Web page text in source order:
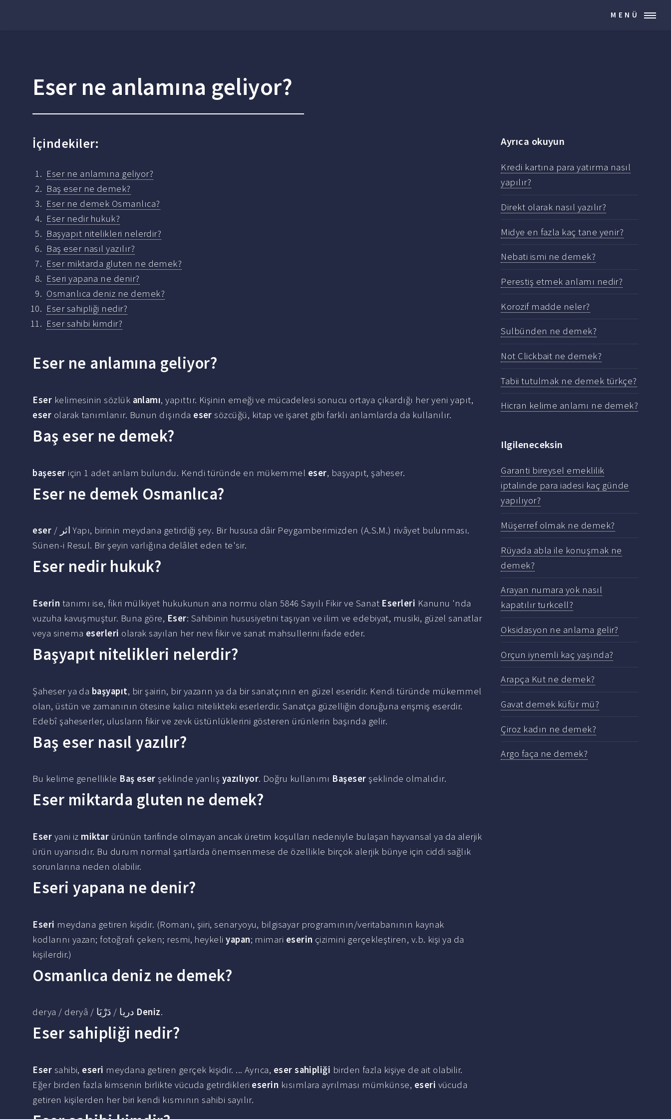
MENÜ
Eser ne anlamına geliyor?
İçindekiler:
Eser ne anlamına geliyor?
Baş eser ne demek?
Eser ne demek Osmanlıca?
Eser nedir hukuk?
Başyapıt nitelikleri nelerdir?
Baş eser nasıl yazılır?
Eser miktarda gluten ne demek?
Eseri yapana ne denir?
Osmanlıca deniz ne demek?
Eser sahipliği nedir?
Eser sahibi kimdir?
Eser ne anlamına geliyor?
Eser kelimesinin sözlük anlamı, yapıttır. Kişinin emeği ve mücadelesi sonucu ortaya çıkardığı her yeni yapıt,
eser olarak tanımlanır. Bunun dışında eser sözcüğü, kitap ve işaret gibi farklı anlamlarda da kullanılır.
Baş eser ne demek?
başeser için 1 adet anlam bulundu. Kendi türünde en mükemmel eser, başyapıt, şaheser.
Eser ne demek Osmanlıca?
eser / اثر Yapı, birinin meydana getirdiği şey. Bir hususa dâir Peygamberimizden (A.S.M.) rivâyet bulunması.
Sünen-i Resul. Bir şeyin varlığına delâlet eden te'sir.
Eser nedir hukuk?
Eserin tanımı ise, fikri mülkiyet hukukunun ana normu olan 5846 Sayılı Fikir ve Sanat Eserleri Kanunu 'nda
vuzuha kavuşmuştur. Buna göre, Eser: Sahibinin hususiyetini taşıyan ve ilim ve edebiyat, musiki, güzel sanatlar
veya sinema eserleri olarak sayılan her nevi fikir ve sanat mahsullerini ifade eder.
Başyapıt nitelikleri nelerdir?
Şaheser ya da başyapıt, bir şairin, bir yazarın ya da bir sanatçının en güzel eseridir. Kendi türünde mükemmel
olan, üstün ve zamanının ötesine kalıcı nitelikteki eserlerdir. Sanatça güzelliğin doruğuna erişmiş eserdir.
Edebî şaheserler, ulusların fikir ve zevk üstünlüklerini gösteren ürünlerin başında gelir.
Baş eser nasıl yazılır?
Bu kelime genellikle Baş eser şeklinde yanlış yazılıyor. Doğru kullanımı Başeser şeklinde olmalıdır.
Eser miktarda gluten ne demek?
Eser yani iz miktar ürünün tarifinde olmayan ancak üretim koşulları nedeniyle bulaşan hayvansal ya da alerjik
ürün uyarısıdır. Bu durum normal şartlarda önemsenmese de özellikle birçok alerjik bünye için ciddi sağlık
sorunlarına neden olabilir.
Eseri yapana ne denir?
Eseri meydana getiren kişidir. (Romanı, şiiri, senaryoyu, bilgisayar programının/veritabanının kaynak
kodlarını yazan; fotoğrafı çeken; resmi, heykeliyapan; mimari eserin çizimini gerçekleştiren, v.b. kişi ya da
kişilerdir.)
Osmanlıca deniz ne demek?
Deniz.
Eser sahipliği nedir?
Eser sahibi, eseri meydana getiren gerçek kişidir. ... Ayrıca, eser sahipliği birden fazla kişiye de ait olabilir.
Eğer birden fazla kimsenin birlikte vücuda getirdikleri eserin kısımlara ayrılması mümkünse, eseri vücuda
getiren kişilerden her biri kendi kısmının sahibi sayılır.
Ayrıca okuyun
Kredi kartına para yatırma nasıl
yapılır?
Direkt olarak nasıl yazılır?
Midye en fazla kaç tane yenir?
Nebati ismi ne demek?
Perestiş etmek anlamı nedir?
Korozif madde neler?
Sulbünden ne demek?
Not Clickbait ne demek?
Tabii tutulmak ne demek türkçe?
Hicran kelime anlamı ne demek?
Ilgileneceksin
Garanti bireysel emeklilik
iptalinde para iadesi kaç günde
yapılıyor?
Müşerref olmak ne demek?
Rüyada abla ile konuşmak ne
demek?
Arayan numara yok nasıl
kapatılır turkcell?
Oksidasyon ne anlama gelir?
Orçun iynemli kaç yaşında?
Arapça Kut ne demek?
Gavat demek küfür mü?
Çiroz kadın ne demek?
Argo faça ne demek?